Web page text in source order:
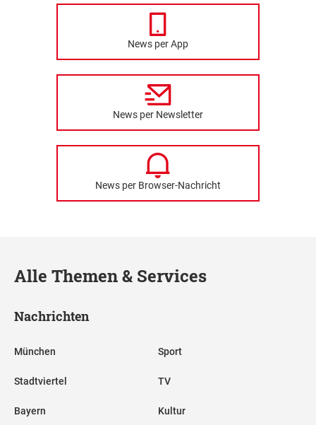
News per App
News per Newsletter
News per Browser-Nachricht
Alle Themen & Services
Nachrichten
München
Stadtviertel
Bayern
Sport
TV
Kultur